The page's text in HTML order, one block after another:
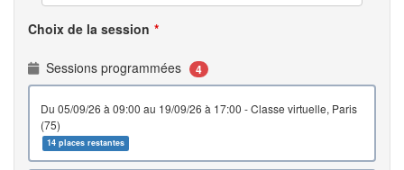
Choix de la session
Sessions programmées 4
du 05/09/26 à 09:00 au 19/09/26 à 17:00 - Classe virtuelle, Paris
(75)
14 places restantes